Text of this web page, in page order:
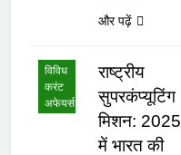
और पढ़ें
विविध
करंट
अफेयर्स
राष्ट्रीय
सुपरकंप्यूटिंग
मिशन: 2025
में भारत की